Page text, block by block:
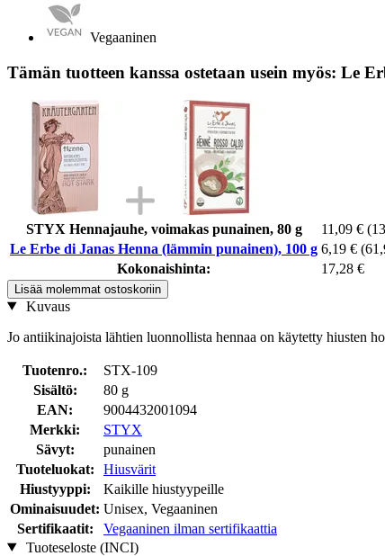
Vegaaninen
Tämän tuotteen kanssa ostetaan usein myös: Le
STYX Hennajauhe, voimakas punainen, 80 g 11,09 €
Le Erbe di Janas Henna (lämmin punainen), 100 g 6,19 €
Kokonaishinta:
17,28 €
Lisää molemmat ostoskoriin
Kuvaus
Jo antiikinajoista lähtien luonnollista hennaa on käytetty hiusten
Tuotenro.:
STX-109
Sisältö:
80 g
EAN:
9004432001094
Merkki:
STYX
Sävyt:
punainen
Tuoteluokat:
Hiusvärit
Hiustyyppi:
Kaikille hiustyypeille
Ominaisuudet: Unisex, Vegaaninen
Sertifikaatit:
Vegaaninen ilman sertifikaattia
Tuoteseloste (INCI)